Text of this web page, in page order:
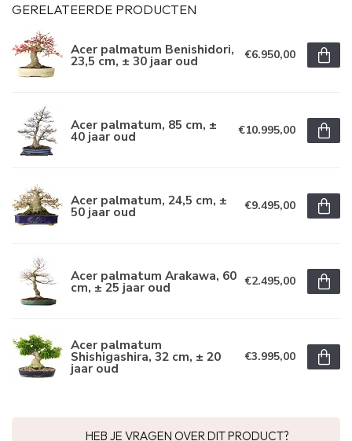
GERELATEERDE PRODUCTEN
Acer palmatum Benishidori,
23,5 cm, ± 30 jaar oud €6.950,00
Acer palmatum, 85 cm, ±
40 jaar oud €10.995,00
Acer palmatum, 24,5 cm, ±
50 jaar oud €9.495,00
Acer palmatum Arakawa, 60
cm, ± 25 jaar oud €2.495,00
Acer palmatum
Shishigashira, 32 cm, ± 20
jaar oud
€3.995,00
HEB JE VRAGEN OVER DIT PRODUCT?